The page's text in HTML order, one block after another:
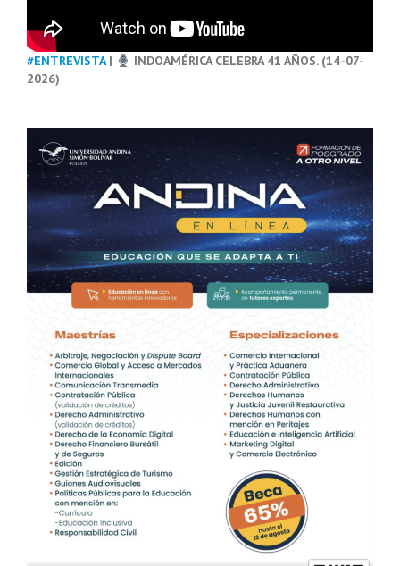
#ENTREVISTA|
INDOAMÉRICA CELEBRA 41 AÑOS. (14-07-
2026)